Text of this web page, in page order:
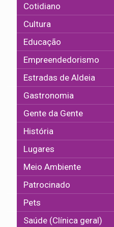
Cotidiano
Cultura
Educação
Empreendedorismo
Estradas de Aldeia
Gastronomia
Gente da Gente
História
Lugares
Meio Ambiente
Patrocinado
Pets
Saúde (Clínica geral)